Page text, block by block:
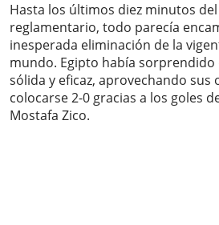
Hasta los últimos diez minutos
reglamentario, todo parecía
inesperada eliminación de la
mundo. Egipto había sorprendido
sólida y eficaz, aprovechando
colocarse 2-0 gracias a los goles
Mostafa Zico.